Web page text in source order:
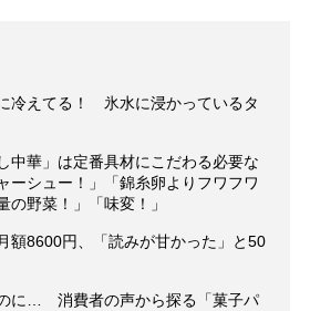
冷えてる！ 氷水に浸かっているタ
中華」は定番具材にこだわる必要な
シュー！」「錦糸卵よりフワフワ
の野菜！」「味変！」
額8600円、「読みが甘かった」と50
に… 消費者の声から探る「菓子パ